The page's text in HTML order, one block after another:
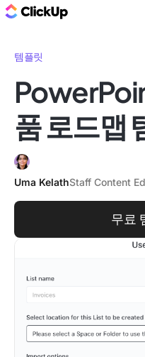
템플릿
품 로드맵
Uma KelathStaff Content
무료